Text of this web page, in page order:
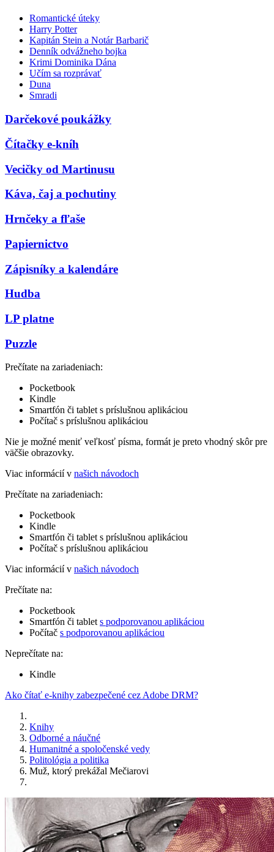
Romantické úteky
Harry Potter
Kapitán Stein a Notár Barbarič
Denník odvážneho bojka
Krimi Dominika Dána
Učím sa rozprávať
Duna
Smradi
Darčekové poukážky
Čítačky e-kníh
Vecičky od Martinusu
Káva, čaj a pochutiny
Hrnčeky a fľaše
Papiernictvo
Zápisníky a kalendáre
Hudba
LP platne
Puzzle
Prečítate na zariadeniach:
Pocketbook
Kindle
Smartfón či tablet s príslušnou aplikáciou
Počítač s príslušnou aplikáciou
Nie je možné meniť veľkosť písma, formát je preto vhodný skôr pre
väčšie obrazovky.
Viac informácií v našich návodoch
Prečítate na zariadeniach:
Pocketbook
Kindle
Smartfón či tablet s príslušnou aplikáciou
Počítač s príslušnou aplikáciou
Viac informácií v našich návodoch
Prečítate na:
Pocketbook
Smartfón či tablet s podporovanou aplikáciou
Počítač s podporovanou aplikáciou
Neprečítate na:
Kindle
Ako čítať e-knihy zabezpečené cez Adobe DRM?
Knihy
Odborné a náučné
Humanitné a spoločenské vedy
Politológia a politika
Muž, ktorý prekážal Mečiarovi